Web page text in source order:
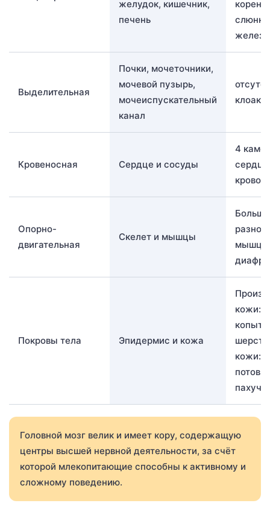
желудок, кишечник,
печень
Выделительная
Почки, мочеточники,
мочевой пузырь,
мочеиспускательный
канал
клоаки
Кровеносная Сердце и сосуды
4
Опорно-
двигательная
Скелет и мышцы
мышц;
Покровы тела Эпидермис и кожа
кожи:
кожи:
Головной мозг велик и имеет кору, содержащую
центры высшей нервной деятельности, за счёт
которой млекопитающие способны к активному и
сложному поведению.